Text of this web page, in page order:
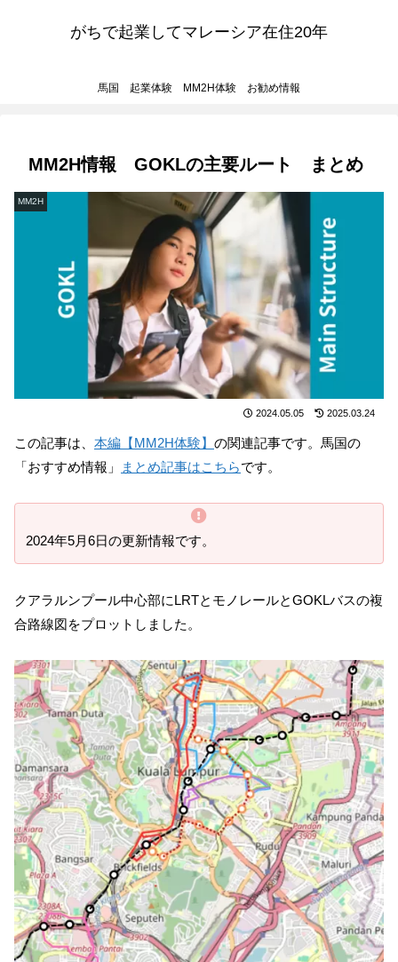
がちで起業してマレーシア在住20年
馬国 起業体験 MM2H体験 お勧め情報
MM2H情報 GOKLの主要ルート まとめ
MM2H
2024.05.05 2025.03.24
この記事は、 本編【MM2H体験】 の関連記事です。馬国の
「おすすめ情報」
まとめ記事はこちらです。
2024年5月6日の更新情報です。
クアラルンプール中心部にLRTとモノレールとGOKLバスの複
合路線図をプロットしました。